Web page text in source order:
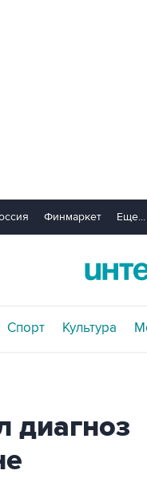
Финмаркет Еще...
Спорт Культура
диагноз